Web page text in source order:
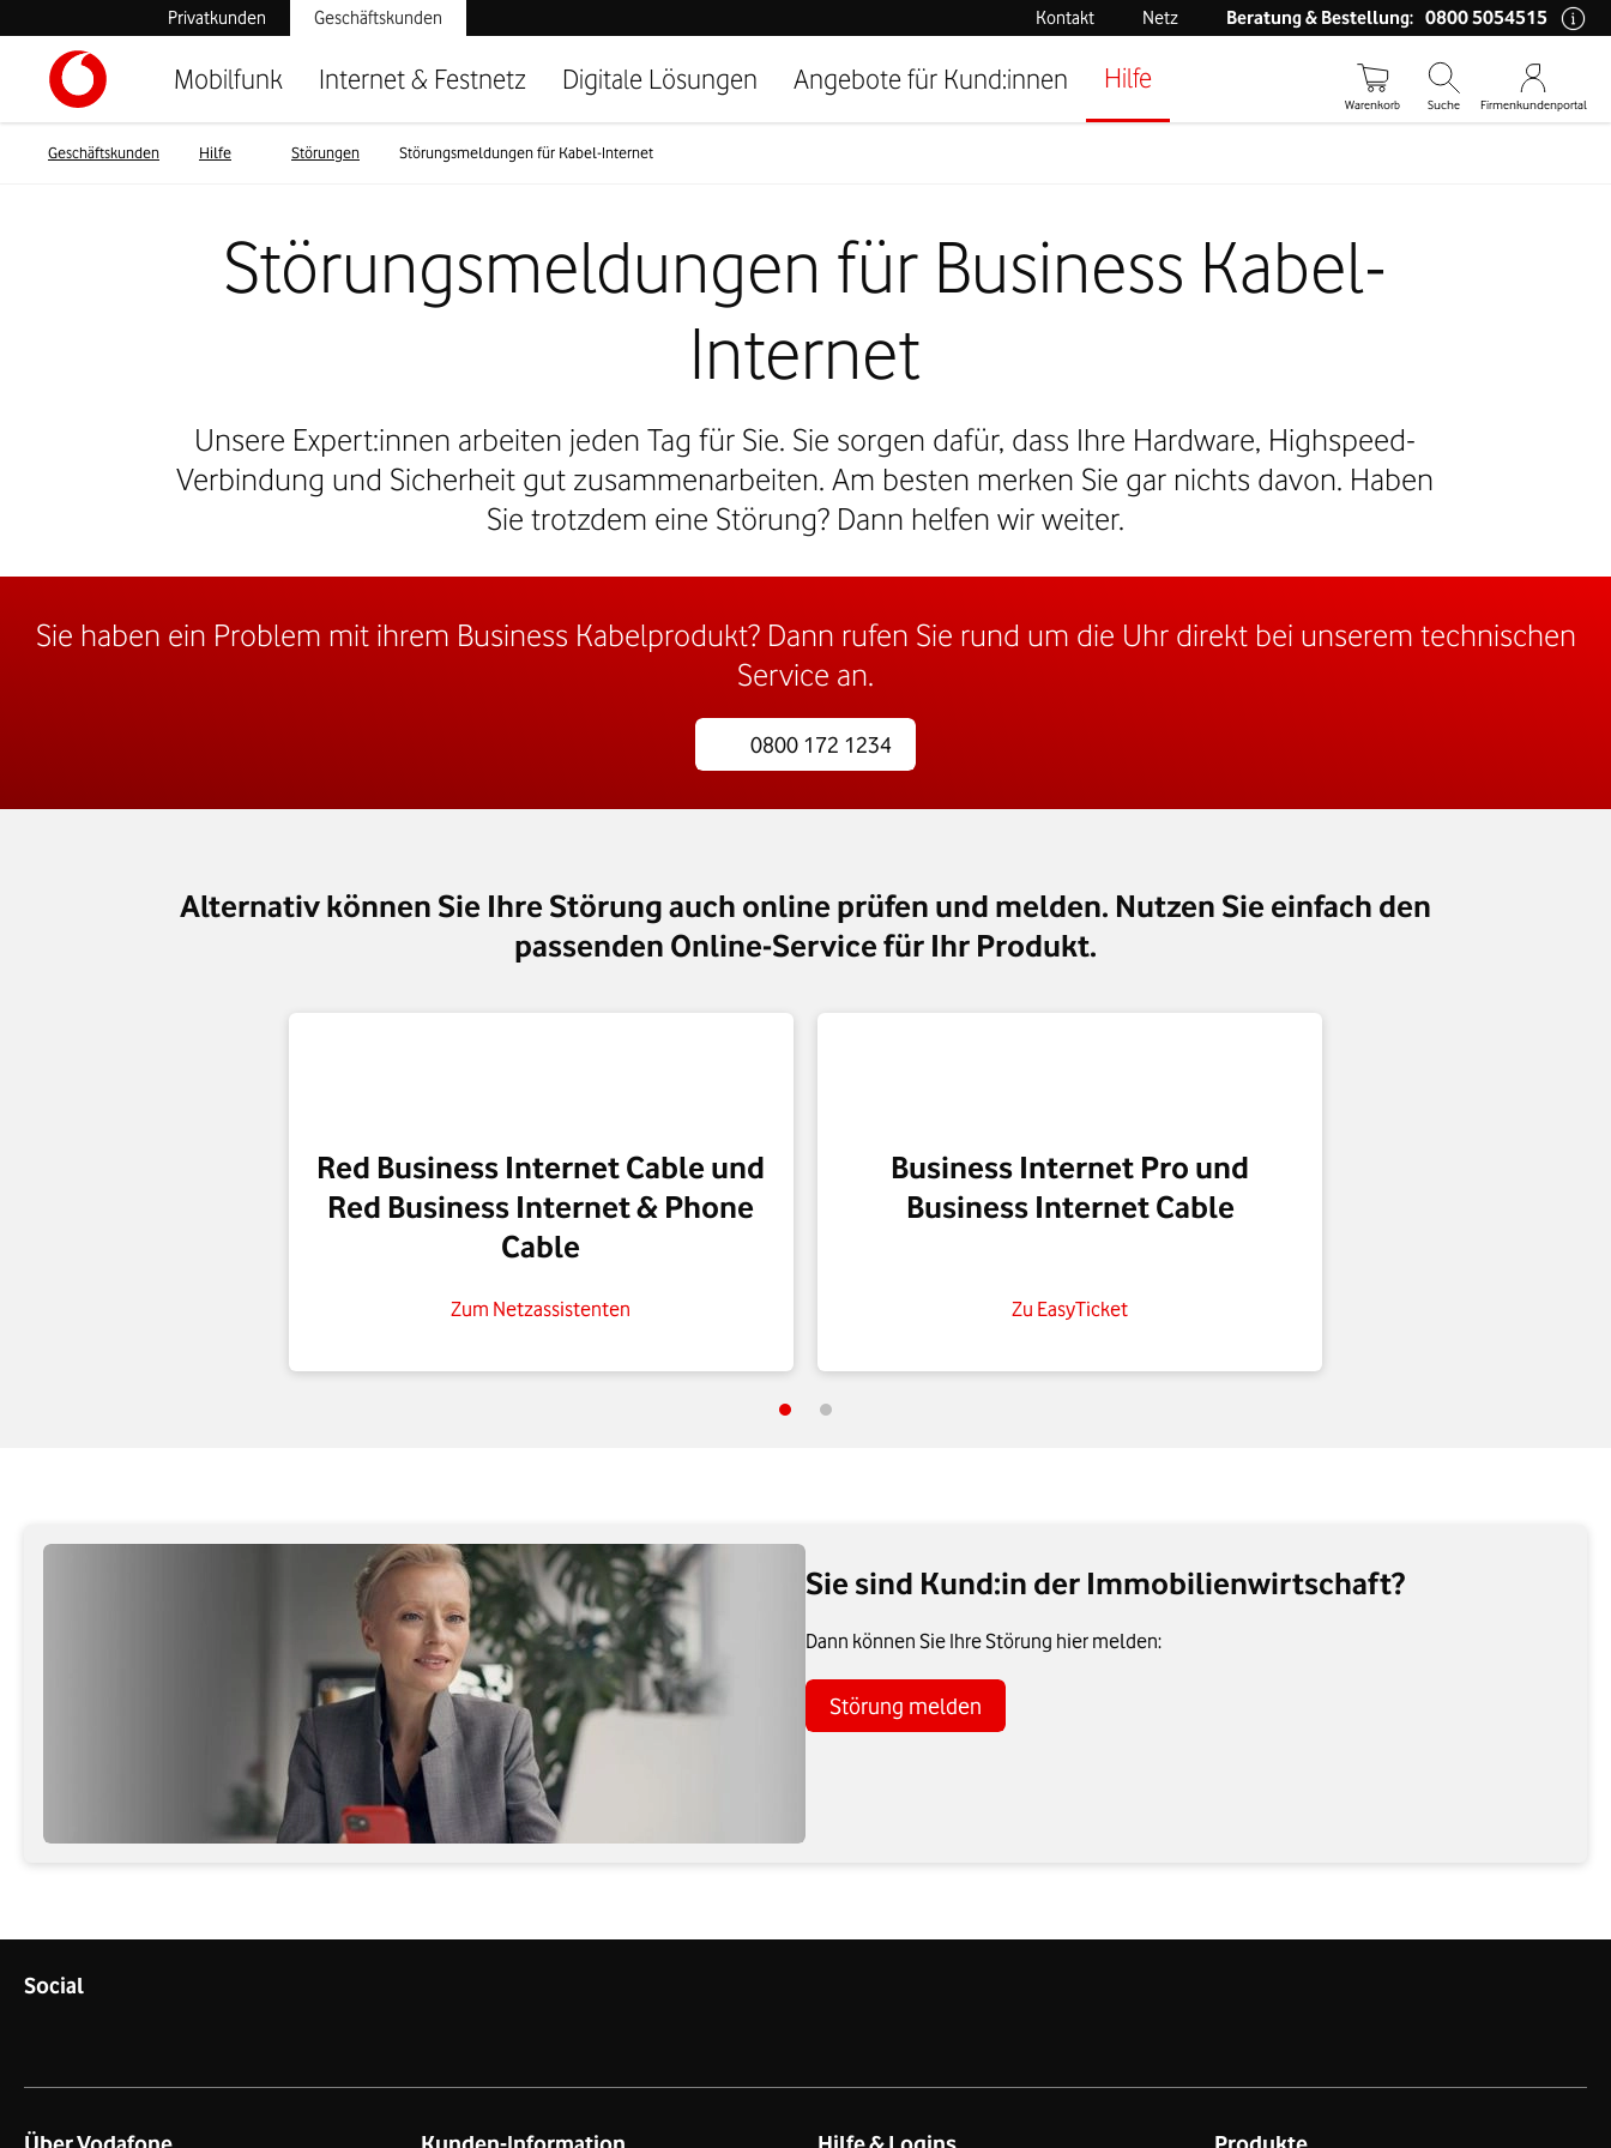
Mobilfunk Internet & Festnetz Digitale Lösungen Angebote für Kund:innen Hilfe
Warenkorb Suche Firmenkundenportal
Privatkunden Geschäftskunden Kontakt Netz Beratung & Bestellung: 0800 5054515
Geschäftskunden Hilfe Störungen Störungsmeldungen für Kabel-Internet
Störungsmeldungen für Business Kabel-
Internet
Unsere Expert:innen arbeiten jeden Tag für Sie. Sie sorgen dafür, dass Ihre Hardware, Highspeed-
Verbindung und Sicherheit gut zusammenarbeiten. Am besten merken Sie gar nichts davon. Haben
Sie trotzdem eine Störung? Dann helfen wir weiter.
Sie haben ein Problem mit ihrem Business Kabelprodukt? Dann rufen Sie rund um die Uhr direkt bei unserem technischen
Service an.
0800 172 1234
Alternativ können Sie Ihre Störung auch online prüfen und melden. Nutzen Sie einfach den
passenden Online-Service für Ihr Produkt.
Red Business Internet Cable und
Red Business Internet & Phone
Cable
Zum Netzassistenten
Business Internet Pro und
Business Internet Cable
Zu EasyTicket
Sie sind Kund:in der Immobilienwirtschaft?
Dann können Sie Ihre Störung hier melden:
Störung melden
Social